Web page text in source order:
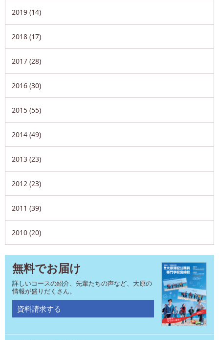
2019 (14)
2018 (17)
2017 (28)
2016 (30)
2015 (55)
2014 (49)
2013 (23)
2012 (23)
2011 (39)
2010 (20)
無料でお届け
詳しいコースの紹介、先輩たちの声など、大原の
情報が盛りだくさん。
資料請求する